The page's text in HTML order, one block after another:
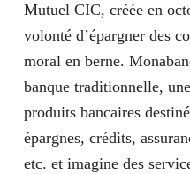
Mutuel CIC, créée en
volonté d’épargnerdes
moral en berne.
banque traditionnelle,
produits bancaires
épargnes, crédits,
etc. et imagine des